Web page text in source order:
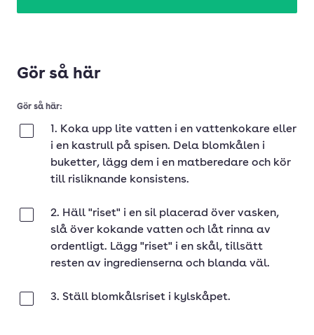
Gör så här
Gör så här:
1. Koka upp lite vatten i en vattenkokare eller
i en kastrull på spisen. Dela blomkålen i
buketter, lägg dem i en matberedare och kör
till risliknande konsistens.
2. Häll "riset" i en sil placerad över vasken,
slå över kokande vatten och låt rinna av
ordentligt. Lägg "riset" i en skål, tillsätt
resten av ingredienserna och blanda väl.
3. Ställ blomkålsriset i kylskåpet.